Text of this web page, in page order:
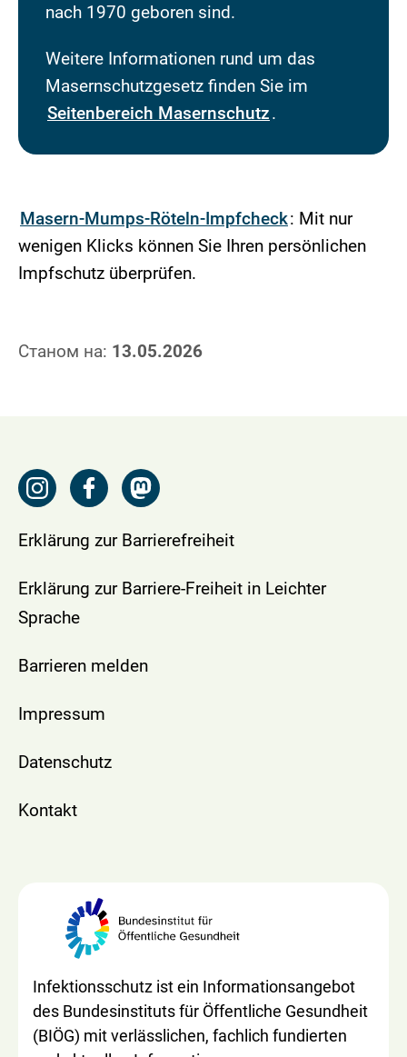
nach 1970 geboren sind.
Weitere Informationen rund um das
Masernschutzgesetz finden Sie im
Seitenbereich Masernschutz.
Masern-Mumps-Röteln-Impfcheck: Mit nur
wenigen Klicks können Sie Ihren persönlichen
Impfschutz überprüfen.
Станом на: 13.05.2026
Erklärung zur Barrierefreiheit
Erklärung zur Barriere-Freiheit in Leichter
Sprache
Barrieren melden
Impressum
Datenschutz
Kontakt
Infektionsschutz ist ein Informationsangebot
des Bundesinstituts für Öffentliche Gesundheit
(BIÖG) mit verlässlichen, fachlich fundierten